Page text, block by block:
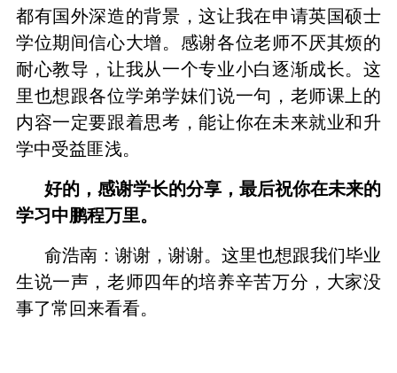
都有国外深造的背景，这让我在申请英国硕士
学位期间信心大增。感谢各位老师不厌其烦的
耐心教导，让我从一个专业小白逐渐成长。这
里也想跟各位学弟学妹们说一句，老师课上的
内容一定要跟着思考，能让你在未来就业和升
学中受益匪浅。
好的，感谢学长的分享，最后祝你在未来的
学习中鹏程万里。
俞浩南：谢谢，谢谢。这里也想跟我们毕业
生说一声，老师四年的培养辛苦万分，大家没
事了常回来看看。